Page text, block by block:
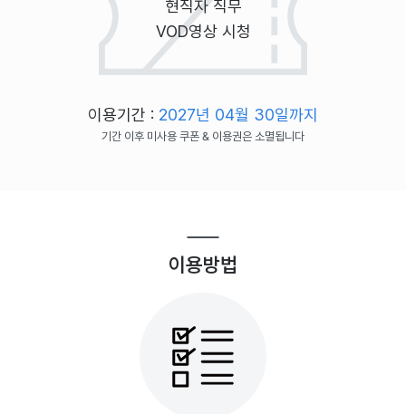
현직자 직무
VOD영상 시청
이용기간 : 2027년 04월 30일까지
기간 이후 미사용 쿠폰 & 이용권은 소멸됩니다
이용방법